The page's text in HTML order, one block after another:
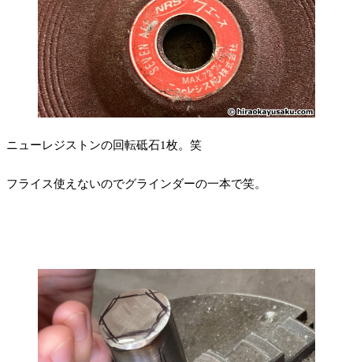
ニューレジストンの回転砥石1枚。笑
フライス使えないのでグラインダーの一本で笑。